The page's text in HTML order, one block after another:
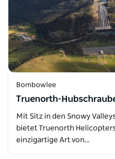
Bombowlee
Truenorth-
Mit Sitz in den Snowy
bietet Truenorth
einzigartige Art von…